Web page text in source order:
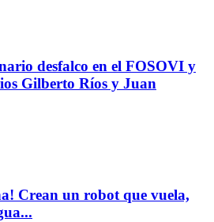
desfalco en el FOSOVI y
Gilberto Ríos y Juan
Crean un robot que vuela,